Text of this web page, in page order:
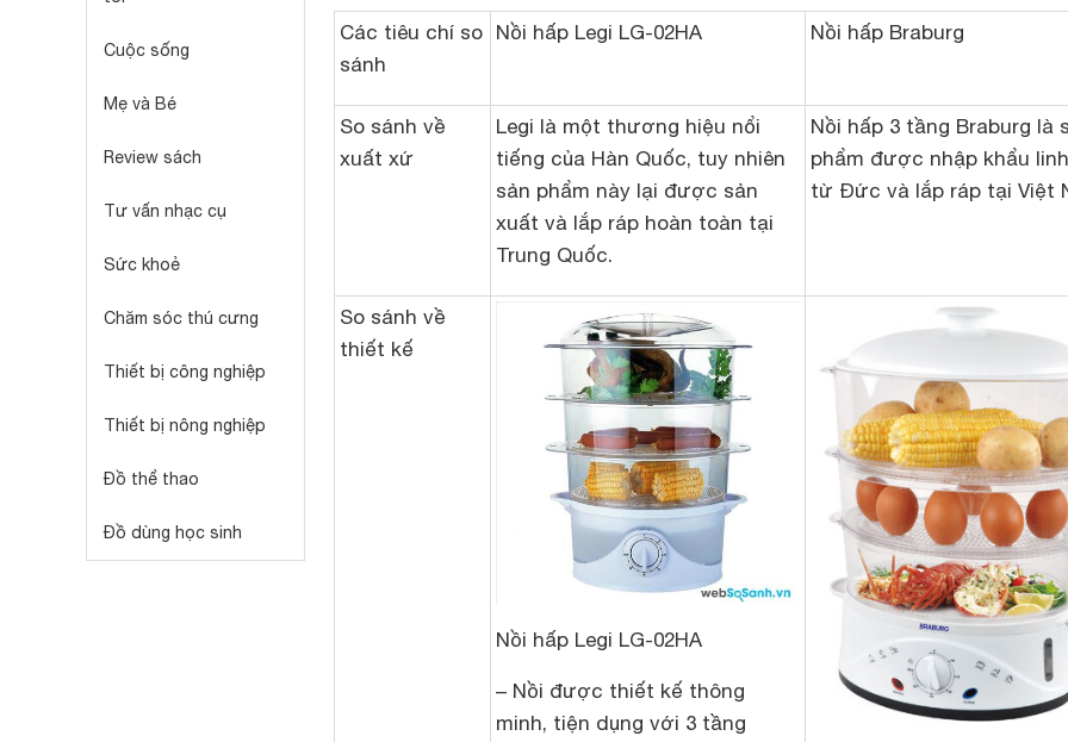
Cuộc sống
Mẹ và Bé
Review sách
Tư vấn nhạc cụ
Sức khoẻ
Chăm sóc thú cưng
Thiết bị công nghiệp
Thiết bị nông nghiệp
Đồ thể thao
Đồ dùng học sinh
Các tiêu chí so
sánh
Nồi hấp Legi LG-02HA Nồi hấp Braburg
So sánh về
xuất xứ
Legi là một thương hiệu nổi
tiếng của Hàn Quốc, tuy nhiên
sản phẩm này lại được sản
xuất và lắp ráp hoàn toàn tại
Trung Quốc.
Nồi hấp 3 tầng Braburg là
phẩm được nhập khẩu
từ Đức và lắp ráp tại Việt
So sánh về
thiết kế
Nồi hấp Legi LG-02HA
– Nồi được thiết kế thông
minh, tiện dụng với 3 tầng